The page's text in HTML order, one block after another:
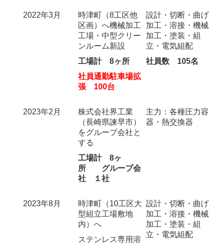
2022年3月
時津町（8工区他
区画）へ機械加工
工場・中型クリー
ンルーム新設
工場計 8ヶ所
社員通勤駐車場拡
張 100台
設計・切断・曲げ
加工・溶接・機械
加工・塗装・組
立・電気組配
社員数 105名
2023年2月
株式会社界工業
（長崎県諫早市）
をグループ会社と
する
工場計 8ヶ
所 グループ会
社 １社
主力：各種圧力容
器・熱交換器
2023年8月
時津町（10工区大
型組立工場敷地
内）へ
ステンレス専用溶
設計・切断・曲げ
加工・溶接・機械
加工・塗装・組
立・電気組配